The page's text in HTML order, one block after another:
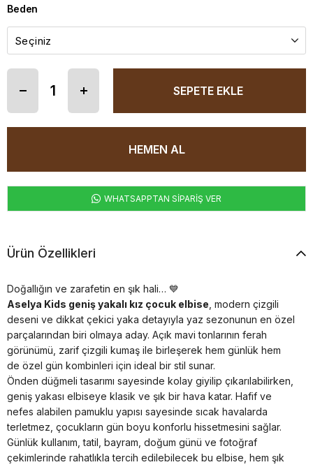
Beden
WHATSAPPTAN SİPARİŞ VER
Ürün Özellikleri
Doğallığın ve zarafetin en şık hali… 💙
Aselya Kids geniş yakalı kız çocuk elbise , modern çizgili
deseni ve dikkat çekici yaka detayıyla yaz sezonunun en özel
parçalarından biri olmaya aday. Açık mavi tonlarının ferah
görünümü, zarif çizgili kumaş ile birleşerek hem günlük hem
de özel gün kombinleri için ideal bir stil sunar.
Önden düğmeli tasarımı sayesinde kolay giyilip çıkarılabilirken,
geniş yakası elbiseye klasik ve şık bir hava katar. Hafif ve
nefes alabilen pamuklu yapısı sayesinde sıcak havalarda
terletmez, çocukların gün boyu konforlu hissetmesini sağlar.
Günlük kullanım, tatil, bayram, doğum günü ve fotoğraf
çekimlerinde rahatlıkla tercih edilebilecek bu elbise, hem şık